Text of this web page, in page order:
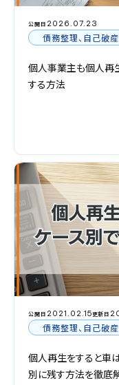
公開日 2026.07.23
債務整理、自己破産
個人事業主も個人再
する方法
公開日 2021.02.15更新日
債務整理、自己破産
個人再生をすると車
別に残す方法を徹底